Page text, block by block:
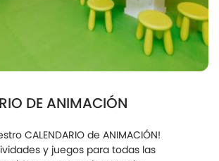
DE ANIMACIÓN
CALENDARIO de ANIMACIÓN!
y juegos para todas las